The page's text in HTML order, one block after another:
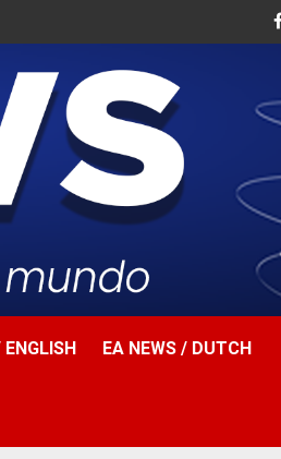
ENGLISH EA NEWS / DUTCH